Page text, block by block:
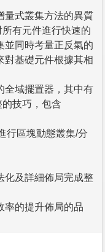
量式叢集方法的異質
有元件進行快速的
並同時考量正反氣的
對基礎元件根據其相
全域擺置器，其中有
技巧，包含
行區塊動態叢集/分
化及詳細佈局完成整
率的提升佈局的品